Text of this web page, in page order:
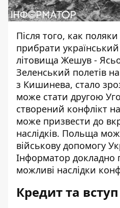
Після того, как
прибрати
літовища Жешув -
Зеленський полетів
з Кишинева, стало
може стати другою
створений конфлікт
може призвести до
наслідків. Польща
військову допомогу
Інформатор докладно
можливі наслідки
Кредит та